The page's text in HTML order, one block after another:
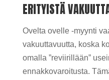
ERITYISTÄ
Ovelta ovelle -myynti
vakuuttavuutta, koska
omalla ”reviirillään”
ennakkovaroitusta.